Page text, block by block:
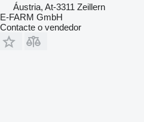
Áustria, At-3311 Zeillern
E-FARM GmbH
Contacte o vendedor